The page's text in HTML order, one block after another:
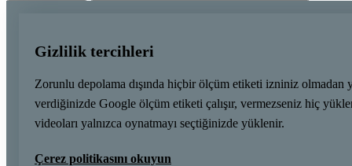
Gizlilik tercihleri
Zorunlu depolama dışında hiçbir ölçüm etiketi izniniz olmadan
verdiğinizde Google ölçüm etiketi çalışır, vermezseniz hiç
videoları yalnızca oynatmayı seçtiğinizde yüklenir.
Çerez politikasını okuyun